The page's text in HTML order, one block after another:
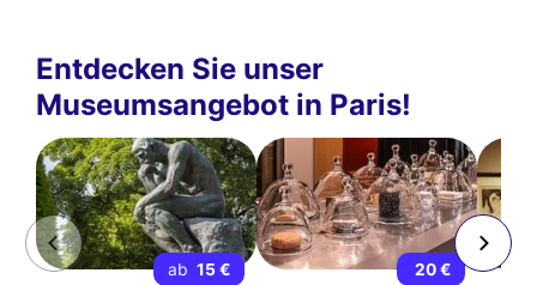
Entdecken Sie unser
Museumsangebot in Paris!
ab 15 € 20 €